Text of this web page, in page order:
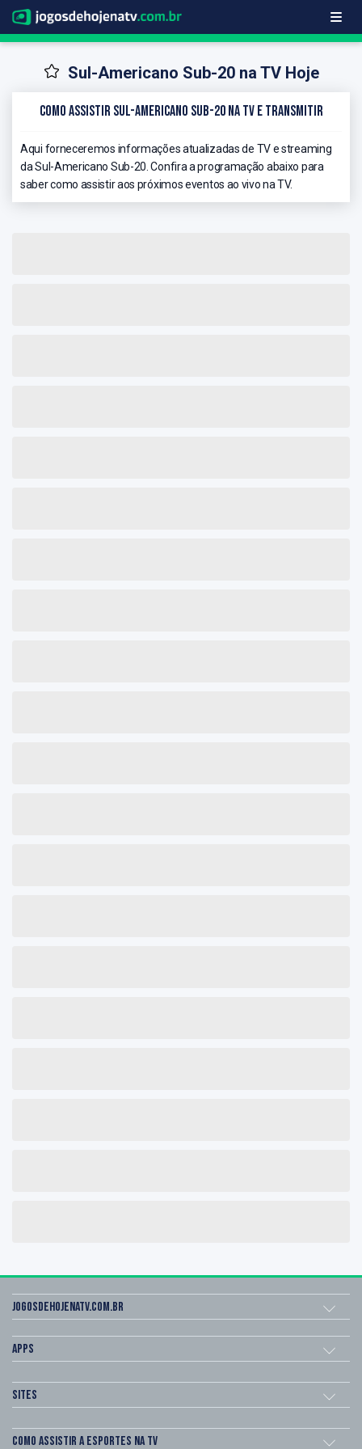
Sul-Americano Sub-20 na TV Hoje
Como Assistir Sul-Americano Sub-20 na TV e Transmitir
Aqui forneceremos informações atualizadas de TV e streaming
da Sul-Americano Sub-20. Confira a programação abaixo para
saber como assistir aos próximos eventos ao vivo na TV.
Jogosdehojenatv.com.br
Apps
Sites
Como assistir a esportes na TV